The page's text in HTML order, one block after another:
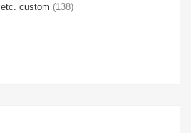
custom (138)